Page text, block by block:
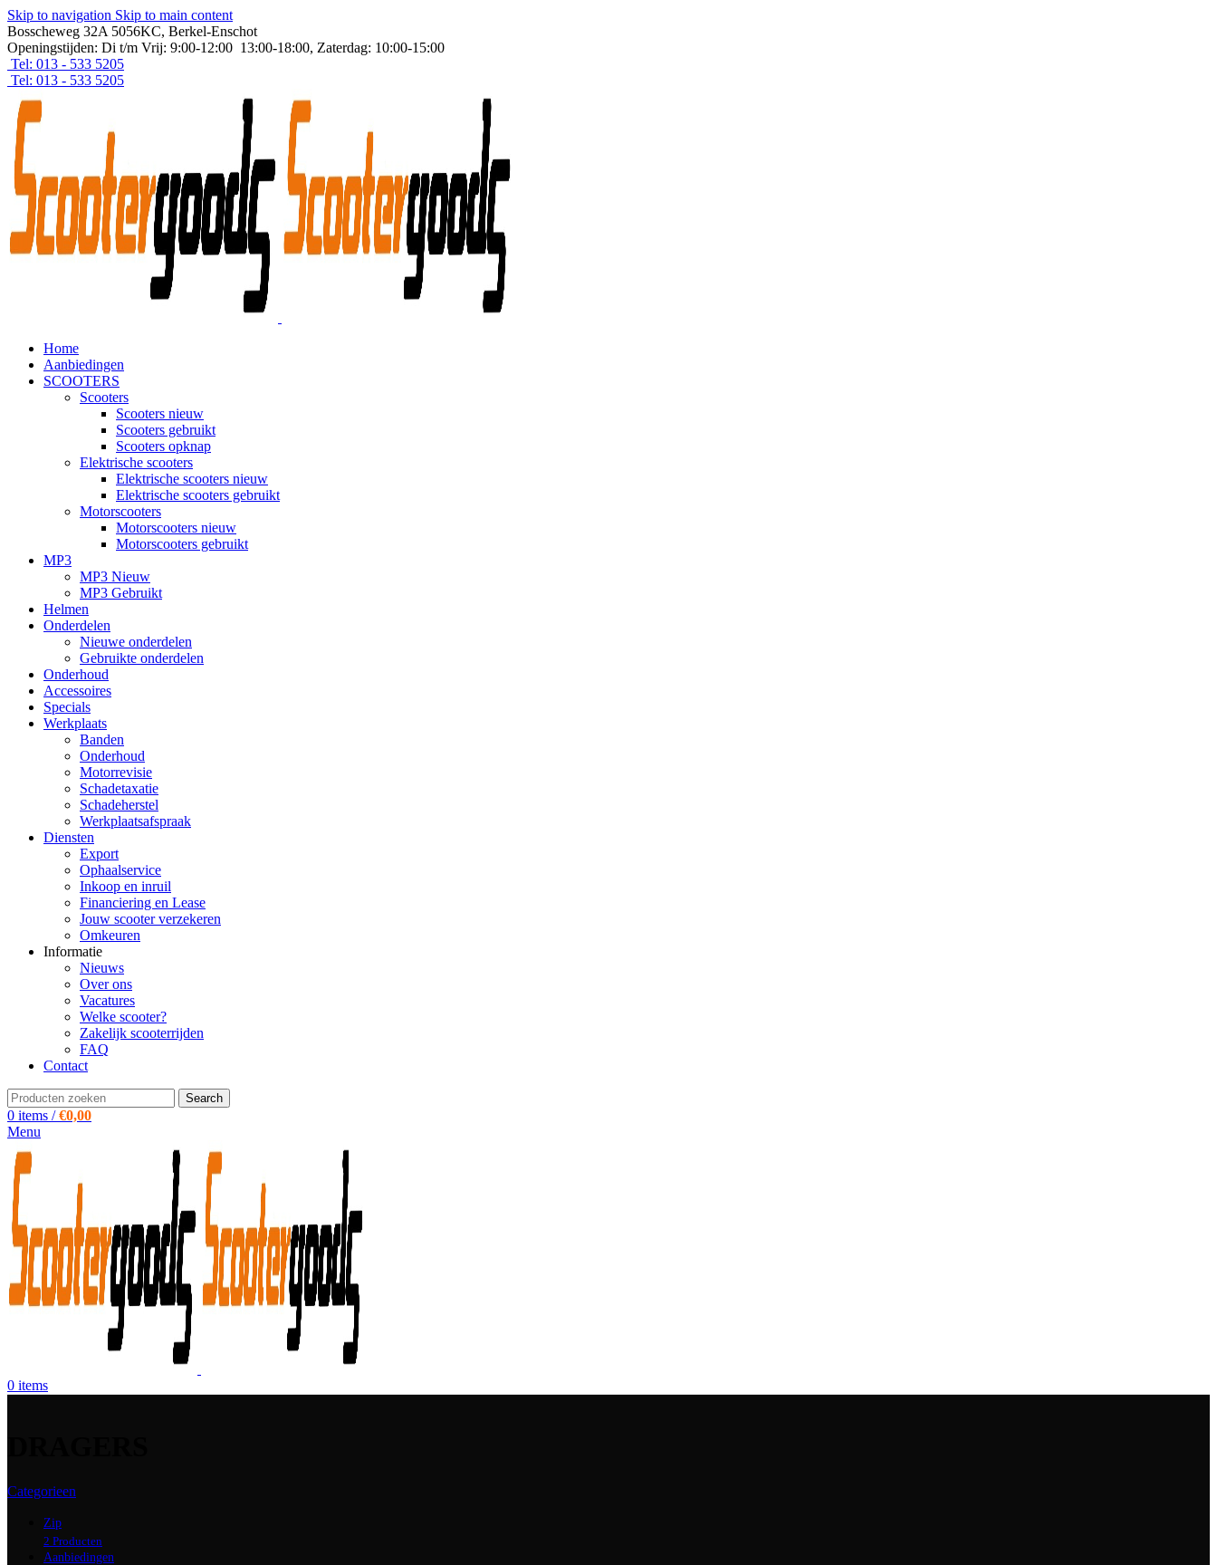
Skip to navigation Skip to main content
Bosscheweg 32A 5056KC, Berkel-Enschot
Openingstijden: Di t/m Vrij: 9:00-12:00 13:00-18:00, Zaterdag: 10:00-15:00
Tel: 013 - 533 5205
Tel: 013 - 533 5205
Home
Aanbiedingen
SCOOTERS
Scooters
Scooters nieuw
Scooters gebruikt
Scooters opknap
Elektrische scooters
Elektrische scooters nieuw
Elektrische scooters gebruikt
Motorscooters
Motorscooters nieuw
Motorscooters gebruikt
MP3
MP3 Nieuw
MP3 Gebruikt
Helmen
Onderdelen
Nieuwe onderdelen
Gebruikte onderdelen
Onderhoud
Accessoires
Specials
Werkplaats
Banden
Onderhoud
Motorrevisie
Schadetaxatie
Schadeherstel
Werkplaatsafspraak
Diensten
Export
Ophaalservice
Inkoop en inruil
Financiering en Lease
Jouw scooter verzekeren
Omkeuren
Informatie
Nieuws
Over ons
Vacatures
Welke scooter?
Zakelijk scooterrijden
FAQ
Contact
Search
0 items / €0,00
Menu
0 items
Categorieen
Zip
2 Producten
Aanbiedingen